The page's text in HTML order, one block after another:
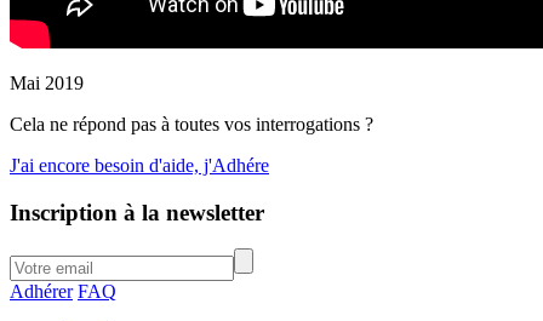
Mai 2019
Cela ne répond pas à toutes vos interrogations ?
J'ai encore besoin d'aide, j'Adhére
Inscription à la newsletter
Adhérer FAQ